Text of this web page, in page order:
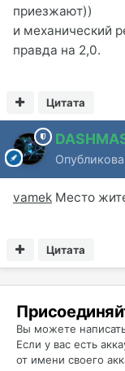
приезжают))
и механический
правда на 2,0.
Цитата
vamek Место
Цитата
Вы можете
Если у вас есть
от имени своего